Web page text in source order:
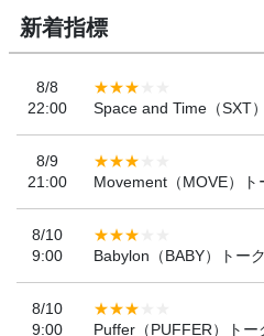
新着指標
8/8
22:00
Space and Time（SXT
8/9
21:00
Movement（MOVE）ト
8/10
9:00
Babylon（BABY）トー
8/10
9:00
Puffer（PUFFER）トー